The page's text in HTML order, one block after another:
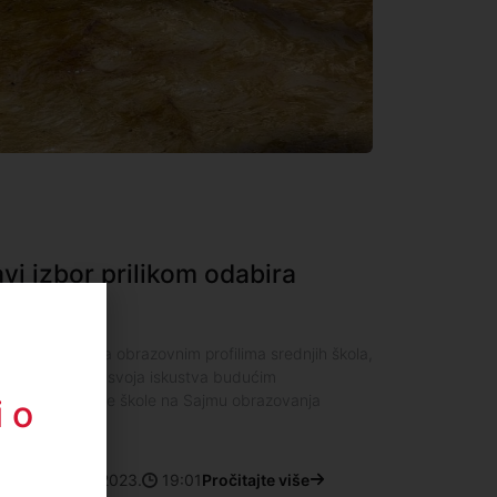
izbor prilikom odabira
upoznali sa obrazovnim profilima srednjih škola,
da približe svoja iskustva budućim
svoje škole na Sajmu obrazovanja
22. maj 2023. 19:01 Pročitajte više
o